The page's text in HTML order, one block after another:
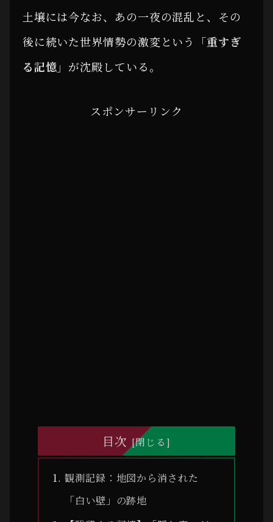
土壌には今なお、あの一夜の混乱と、その
後に続いた世界情勢の激変という
「重すぎ
る記憶」 が沈殿している。
スポンサーリンク
目次
観測記録：地図から消された
「白い壁」の跡地